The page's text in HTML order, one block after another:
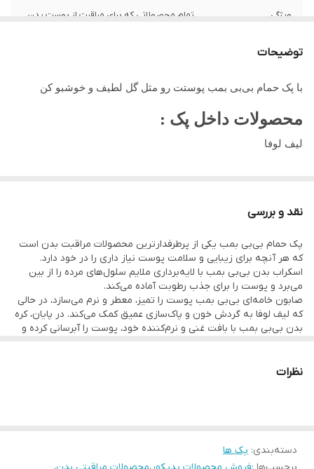
ویژگی
تمام محصولاتی که برای مراقبت از پوست بدن
توضیحات
با پک حمام بی‌بی بمب پوستت رو مثل گل لطیف و خوشبو کن
محصولات داخل پک :
لیف لوفا
یک پروشور برای توضیحات محصولات
ترکیبی حرفه‌ای برای مراقبت بدن، آبرسانی پوست و روشن‌تر شدن
نواحی تیره.
پک حمام بی‌بی بمب در سه رایحه دل‌انگیز عرضه
ویولت (لوندر): آرامش‌بخش و مناسب زمان استراحت
نقد و بررسی
پک حمام بی‌بی بمب یکی از پرطرفدارترین محصولات مراقبت بدن است
که هر آنچه برای زیبایی و سلامت پوست نیاز داری را در خود دارد.
اسکراب بدن بی‌بی بمب با لایه‌برداری ملایم سلول‌های مرده را از بین
می‌برد و پوست را برای جذب رطوبت آماده می‌کند.
صابون خامه‌ای بی‌بی بمب پوست را تمیز، معطر و نرم می‌سازد، در حالی
که لیف لوفا به گردش خون و پاک‌سازی عمیق کمک می‌کند. در پایان، کره
بدن بی‌بی بمب با بافت غنی و نرم‌کننده خود، پوست را آبرسانی کرده و
بدن روزانه ایده‌آل است. ظاهر فانتزی و بوی فوق‌العاده آن نیز باعث
نظرات
دسته‌بندی: پک ها